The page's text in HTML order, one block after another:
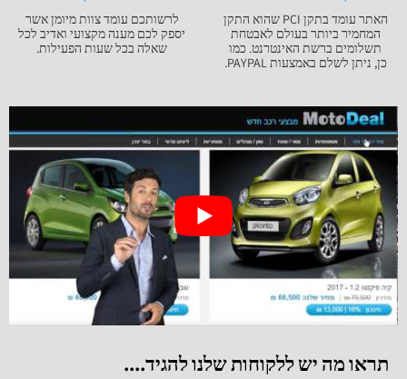
האתר עומד בתקן PCI שהוא התקן
המחמיר ביותר בעולם לאבטחת
תשלומים ברשת האינטרנט. כמו
כן, ניתן לשלם באמצעות PAYPAL.
לרשותכם עומד צוות מיומן אשר
יספק לכם מענה מקצועי ואדיב לכל
שאלה בכל שעות הפעילות.
תראו מה יש ללקוחות שלנו להגיד....